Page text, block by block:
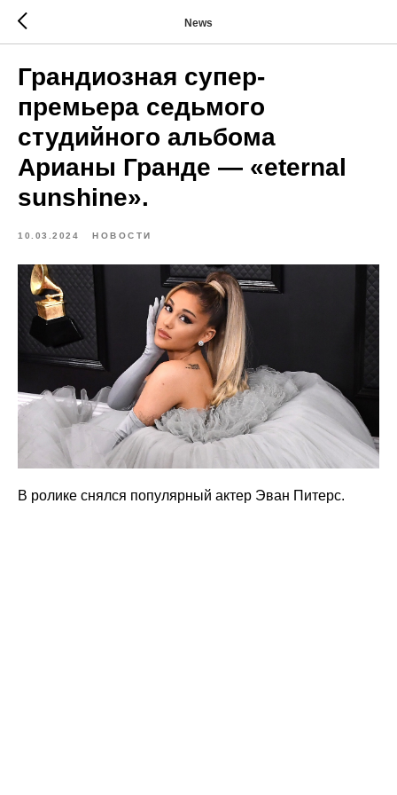
News
Грандиозная супер-
премьера седьмого
студийного альбома
Арианы Гранде — «eternal
sunshine».
10.03.2024 НОВОСТИ
В ролике снялся популярный актер Эван Питерс.